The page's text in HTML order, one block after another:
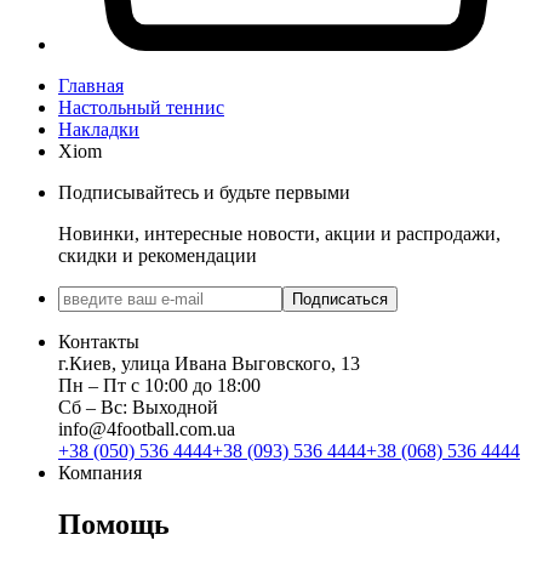
Главная
Настольный теннис
Накладки
Xiom
Подписывайтесь и будьте первыми
Новинки, интересные новости, акции и распродажи,
скидки и рекомендации
Подписаться
Контакты
г.Киев, улица Ивана Выговского, 13
Пн ‒ Пт с 10:00 до 18:00
Сб ‒ Вс: Выходной
info@4football.com.ua
+38 (050) 536 4444+38 (093) 536 4444+38 (068) 536 4444
Компания
Помощь